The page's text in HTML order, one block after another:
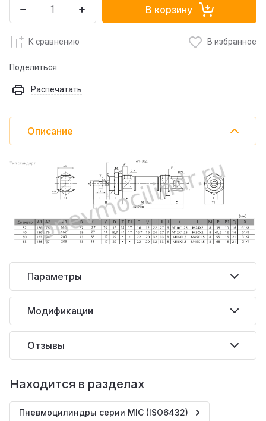
В корзину
К сравнению В избранное
Поделиться
Распечатать
Описание
Параметры
Модификации
Отзывы
Находится в разделах
Пневмоцилиндры серии MIC (ISO6432)